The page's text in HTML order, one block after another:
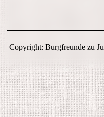
Copyright: Burgfreunde zu